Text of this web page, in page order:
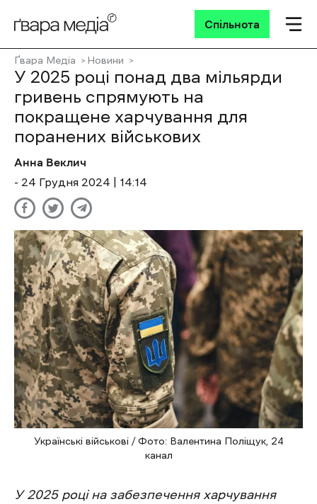
Спільнота
Ґвара Медіа Новини
У 2025 році понад два мільярди
гривень спрямують на
покращене харчування для
поранених військових
Анна Веклич
- 24 Грудня 2024 | 14:14
Українські військові / Фото: Валентина Поліщук, 24
канал
У 2025 році на забезпечення харчування